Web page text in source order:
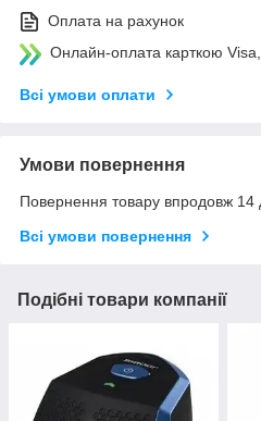
Оплата на рахунок
Онлайн-оплата карткою
Всі умови оплати
Умови повернення
Повернення товару впродовж 14
Всі умови повернення
Подібні товари компанії